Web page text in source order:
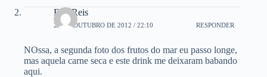
Rita Reis
20 DE OUTUBRO DE 2012 / 22:10 RESPONDER
NOssa, a segunda foto dos frutos do mar eu passo longe,
mas aquela carne seca e este drink me deixaram babando
aqui.